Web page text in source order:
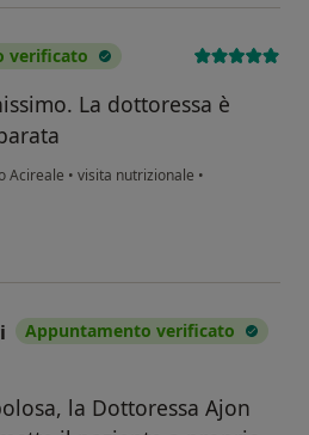
verificato
La dottoressa è
Acireale • visita nutrizionale •
Appuntamento verificato
la Dottoressa Ajon